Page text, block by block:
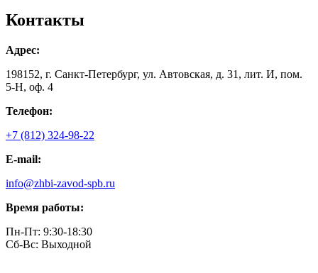
Контакты
Адрес:
198152, г. Санкт-Петербург, ул. Автовская, д. 31, лит. И, пом.
5-Н, оф. 4
Телефон:
+7 (812) 324-98-22
E-mail:
info@zhbi-zavod-spb.ru
Время работы:
Пн-Пт: 9:30-18:30
Cб-Вс: Выходной